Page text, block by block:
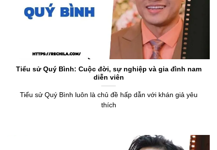
Tiểu sử Quý Bình: Cuộc đời, sự nghiệp và gia đình nam
diễn viên
Tiểu sử Quý Bình luôn là chủ đề hấp dẫn với khán giả yêu
thích